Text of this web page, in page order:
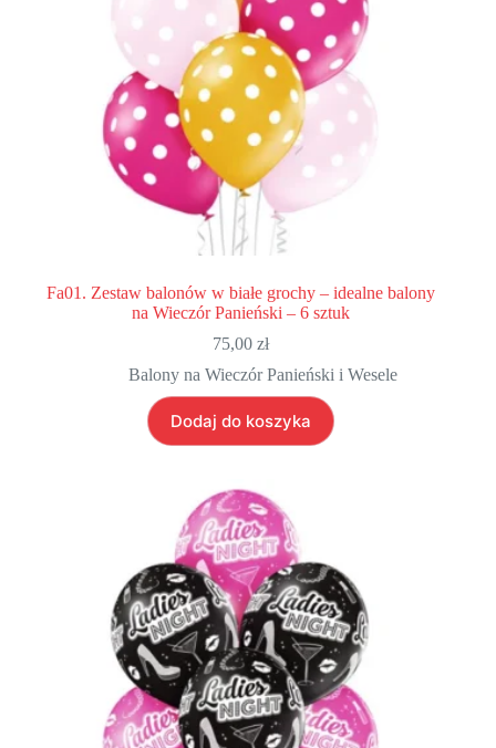
Fa01. Zestaw balonów w białe grochy – idealne balony
na Wieczór Panieński – 6 sztuk
75,00 zł
Balony na Wieczór Panieński i Wesele
Dodaj do koszyka